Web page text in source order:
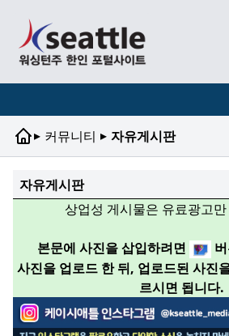
▸ 커뮤니티 ▸ 자유게시판
자유게시판
상업성 게시물은 유료광고
본문에 사진을 삽입하려면
사진을 업로드 한 뒤, 업로드된 사진
르시면 됩니다.